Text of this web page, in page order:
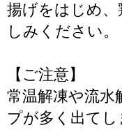
揚げをはじめ
しみください。
【ご注意】
常温解凍や流水
プが多く出て